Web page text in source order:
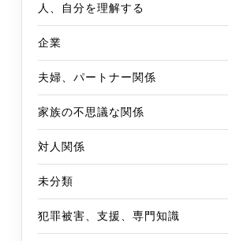
人、自分を理解する
企業
夫婦、パートナー関係
家族の不思議な関係
対人関係
未分類
犯罪被害、支援、専門知識